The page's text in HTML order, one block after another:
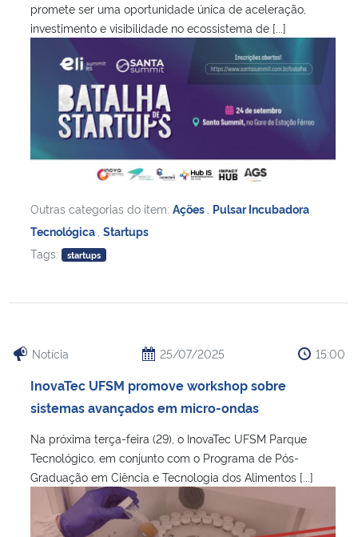
promete ser uma oportunidade única de aceleração,
investimento e visibilidade no ecossistema de [...]
Outras categorias do item: Ações Pulsar Incubadora
Tecnológica Startups
Tags:
startups
Notícia 25/07/2025 15:00
InovaTec UFSM promove workshop sobre
sistemas avançados em micro-ondas
Na próxima terça-feira (29), o InovaTec UFSM Parque
Tecnológico, em conjunto com o Programa de Pós-
Graduação em Ciência e Tecnologia dos Alimentos [...]